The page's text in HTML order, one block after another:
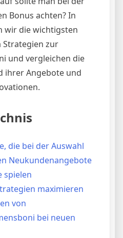
Bonus achten? In
wir die wichtigsten
Strategien zur
und vergleichen die
ihrer Angebote und
die bei der Auswahl
Neukundenangebote
spielen
maximieren
von
bei neuen